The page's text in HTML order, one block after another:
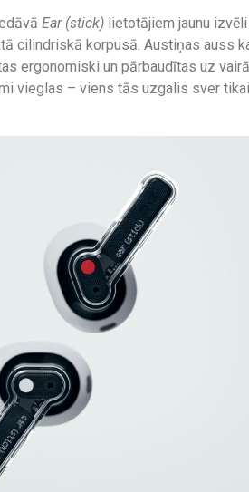
Ear (stick) lietotājiem jaunu izvēli
cilindriskā korpusā. Austiņas auss
ergonomiski un pārbaudītas uz
vieglas – viens tās uzgalis sver